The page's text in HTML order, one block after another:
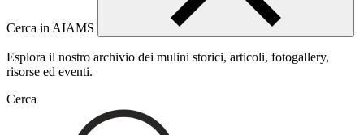
Cerca in AIAMS
Esplora il nostro archivio dei mulini storici, articoli, fotogallery,
risorse ed eventi.
Cerca